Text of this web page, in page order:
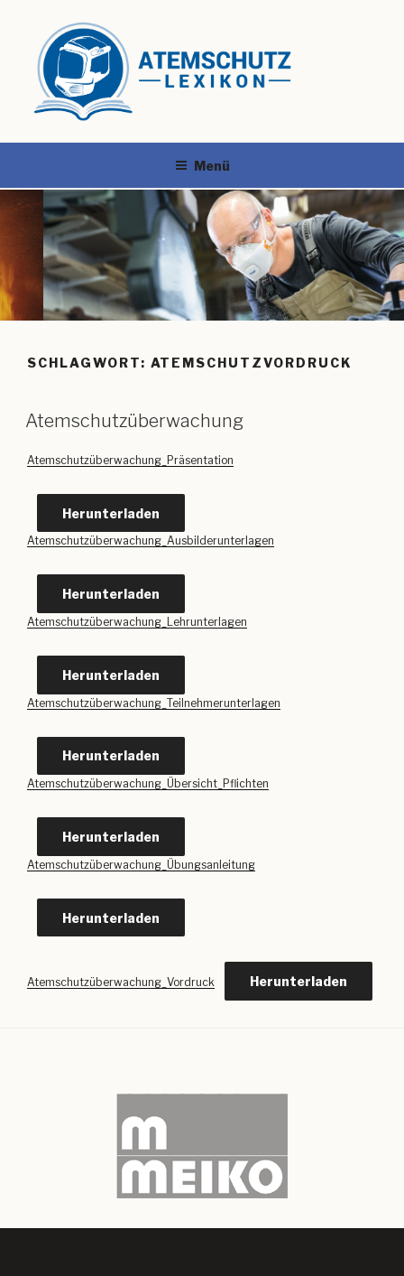
Menü
SCHLAGWORT: ATEMSCHUTZVORDRUCK
Atemschutzüberwachung
Atemschutzüberwachung_Präsentation
Herunterladen
Atemschutzüberwachung_Ausbilderunterlagen
Herunterladen
Atemschutzüberwachung_Lehrunterlagen
Herunterladen
Atemschutzüberwachung_Teilnehmerunterlagen
Herunterladen
Atemschutzüberwachung_Übersicht_Pflichten
Herunterladen
Atemschutzüberwachung_Übungsanleitung
Herunterladen
Atemschutzüberwachung_Vordruck Herunterladen